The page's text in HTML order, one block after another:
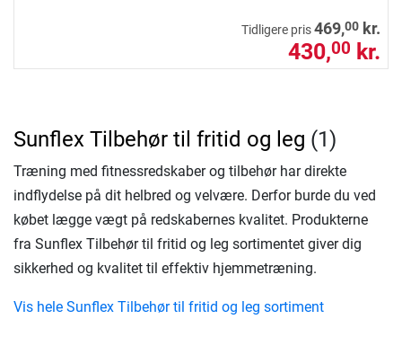
Tidligere pris469,00 kr.
430,00 kr.
Sunflex Tilbehør til fritid og leg (1)
Træning med fitnessredskaber og tilbehør har direkte
indflydelse på dit helbred og velvære. Derfor burde du ved
købet lægge vægt på redskabernes kvalitet. Produkterne
fra Sunflex Tilbehør til fritid og leg sortimentet giver dig
sikkerhed og kvalitet til effektiv hjemmetræning.
Vis hele Sunflex Tilbehør til fritid og leg sortiment